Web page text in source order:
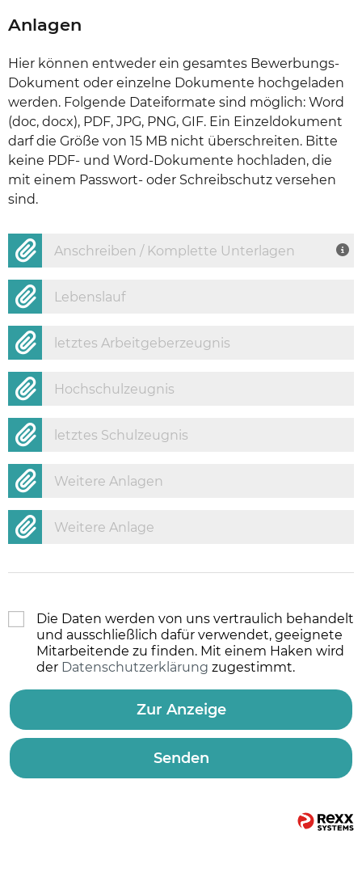
Anlagen
Hier können entweder ein gesamtes Bewerbungs-
Dokument oder einzelne Dokumente hochgeladen
werden. Folgende Dateiformate sind möglich: Word
(doc, docx), PDF, JPG, PNG, GIF. Ein Einzeldokument
darf die Größe von 15 MB nicht überschreiten. Bitte
keine PDF- und Word-Dokumente hochladen, die
mit einem Passwort- oder Schreibschutz versehen
sind.
Anschreiben / Komplette Unterlagen
Lebenslauf
letztes Arbeitgeberzeugnis
Hochschulzeugnis
letztes Schulzeugnis
Weitere Anlagen
Weitere Anlage
Die Daten werden von uns vertraulich behandelt
und ausschließlich dafür verwendet, geeignete
Mitarbeitende zu finden. Mit einem Haken wird
der Datenschutzerklärung zugestimmt.
Zur Anzeige
Senden